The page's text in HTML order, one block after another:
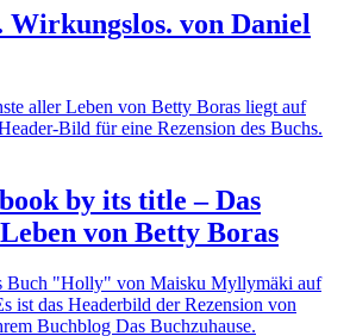
von Daniel
by its title – Das
von Betty Boras